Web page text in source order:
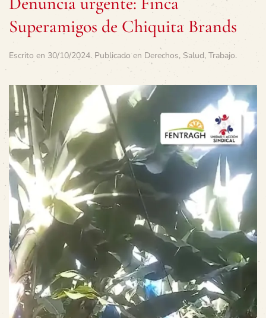
Superamigos de Chiquita Brands
Escrito en 30/10/2024. Publicado en Derechos, Salud, Trabajo.